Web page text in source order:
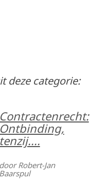
deze categorie:
Contractenrecht:
Ontbinding,
tenzij....
door Robert-Jan
Baarspul